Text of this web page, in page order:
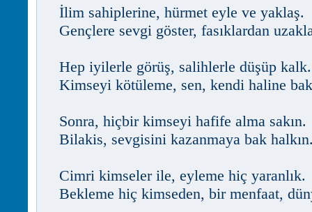
İlim sahiplerine, hürmet eyle ve yaklaş.
Gençlere sevgi göster, fasıklardan
Hep iyilerle görüş, salihlerle düşüp kalk.
Kimseyi kötüleme, sen, kendi haline
Sonra, hiçbir kimseyi hafife alma sakın.
Bilakis, sevgisini kazanmaya bak
Cimri kimseler ile, eyleme hiç yaranlık.
Bekleme hiç kimseden, bir menfaat,